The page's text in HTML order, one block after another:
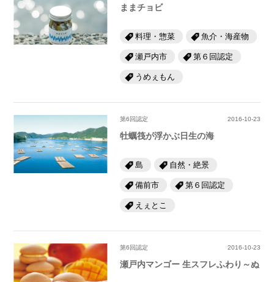
ままチョビ
料理・惣菜 魚介・海産物
瀬戸内市 第６回認定
うめぇもん
第6回認定 2016-10-23
牡蠣筏が浮かぶ日生の海
島 自然・絶景
備前市 第６回認定
えぇとこ
第6回認定 2016-10-23
瀬戸内マンゴー 生スフレふわり～ぬ